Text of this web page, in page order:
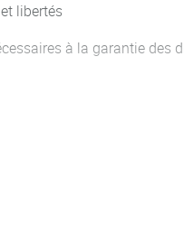
libertés
à la garantie des